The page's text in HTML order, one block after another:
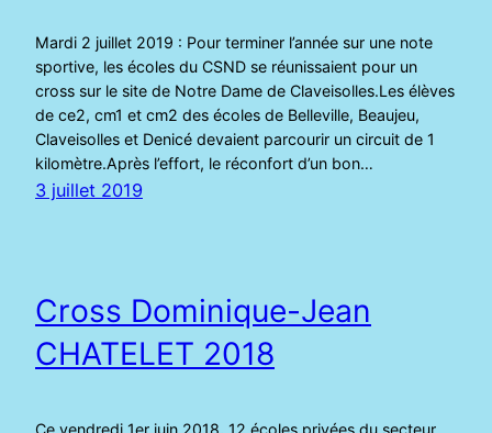
Mardi 2 juillet 2019 : Pour terminer l’année sur une note
sportive, les écoles du CSND se réunissaient pour un
cross sur le site de Notre Dame de Claveisolles.Les élèves
de ce2, cm1 et cm2 des écoles de Belleville, Beaujeu,
Claveisolles et Denicé devaient parcourir un circuit de 1
kilomètre.Après l’effort, le réconfort d’un bon…
3 juillet 2019
Cross Dominique-Jean
CHATELET 2018
Ce vendredi 1er juin 2018, 12 écoles privées du secteur